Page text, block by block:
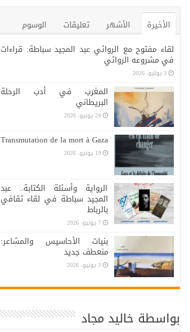
الأخيرة الأشهر تعليقات
الوسوم
لقاء مفتوح مع الروائي عبد المجيد سباطة: قراءات
في مشروعه الروائي
3 يوليو، 2026
المغرب في أدب الرحلة
البريطاني
24 يونيو، 2026
Transmutation de la mort à Gaza
19 يونيو، 2026
الرواية وأسئلة الكتابة.. عبد
المجيد سباطة في لقاء ثقافي
بالرباط
7 يونيو، 2026
بنيات الأحاسيس والمشاعر:
منعطف جديد
3 يونيو، 2026
بواسطة خاليد مجاد